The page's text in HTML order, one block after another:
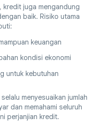
kredit juga mengandung
baik. Risiko utama
keuangan
kondisi ekonomi
untuk kebutuhan
menyesuaikan jumlah
dan memahami seluruh
perjanjian kredit.